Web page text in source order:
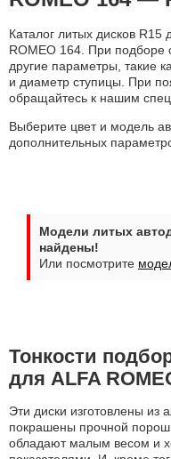
Каталог литых дисков R15
ROMEO 164. При подборе
другие параметры, такие
и диаметр ступицы. При
обращайтесь к нашим
Выберите цвет и модель
дополнительных
Модели литых
найдены!
Или посмотрите
Тонкости
для ALFA
Эти диски изготовлены из
покрашены прочной
обладают малым весом и